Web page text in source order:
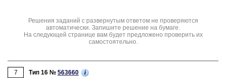
Решения заданий с развернутым ответом не проверяются
автоматически. Запишите решение на бумаге.
На следующей странице вам будет предложено проверить их
самостоятельно.
7 Тип 16 № 563660 i